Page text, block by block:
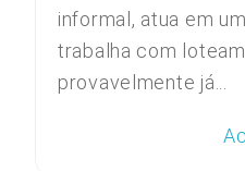
informal, atua em
trabalha com
provavelmente já...